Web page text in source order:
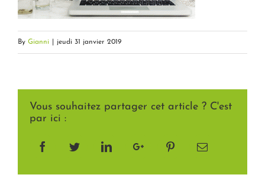
By Gianni jeudi 31 janvier 2019
Vous souhaitez partager cet article ? C'est
par ici :
FacebookTwitterLinkedInGoogle+ PinterestEmail